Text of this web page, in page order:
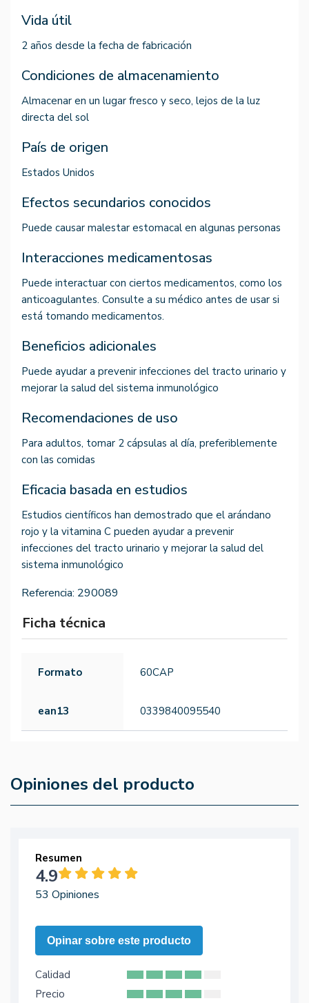
Vida útil
2 años desde la fecha de fabricación
Condiciones de almacenamiento
Almacenar en un lugar fresco y seco, lejos de la luz
directa del sol
País de origen
Estados Unidos
Efectos secundarios conocidos
Puede causar malestar estomacal en algunas personas
Interacciones medicamentosas
Puede interactuar con ciertos medicamentos, como los
anticoagulantes. Consulte a su médico antes de usar si
está tomando medicamentos.
Beneficios adicionales
Puede ayudar a prevenir infecciones del tracto urinario y
mejorar la salud del sistema inmunológico
Recomendaciones de uso
Para adultos, tomar 2 cápsulas al día, preferiblemente
con las comidas
Eficacia basada en estudios
Estudios científicos han demostrado que el arándano
rojo y la vitamina C pueden ayudar a prevenir
infecciones del tracto urinario y mejorar la salud del
sistema inmunológico
Referencia: 290089
Ficha técnica
Formato 60CAP
ean13 0339840095540
Opiniones del producto
Resumen
4.9
53 Opiniones
Opinar sobre este producto
Calidad
Precio